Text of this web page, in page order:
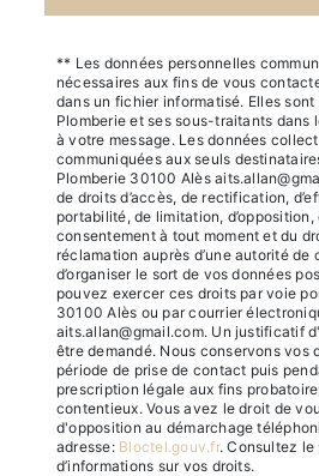
** Les données personnelles
nécessaires aux fins de vous
dans un fichier informatisé. Elles
Plomberie et ses sous-traitants dans
à votre message. Les données
communiquées aux seuls
Plomberie 30100 Alès
de droits d’accès, de rectification,
portabilité, de limitation,
consentement à tout moment et du
réclamation auprès d’une autorité de
d’organiser le sort de vos données
pouvez exercer ces droits par voie
30100 Alès ou par courrier
aits.allan@gmail.com. Un justificatif
être demandé. Nous conservons vos
période de prise de contact puis
prescription légale aux fins
contentieux. Vous avez le droit de
d'opposition au démarchage
adresse: Bloctel.gouv.fr. Consultez le
d’informations sur vos droits.